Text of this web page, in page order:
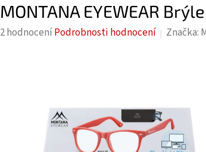
MONTANA EYEWEAR
Průměrné
2 hodnoceníPodrobnosti hodnocení Značka: